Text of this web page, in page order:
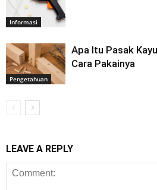
Informasi
Pengetahuan
Apa Itu Pasak
Cara Pakainya
LEAVE A REPLY